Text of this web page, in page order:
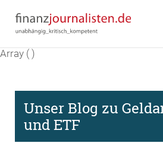
Array ( )
Unser Blog zu
und ETF